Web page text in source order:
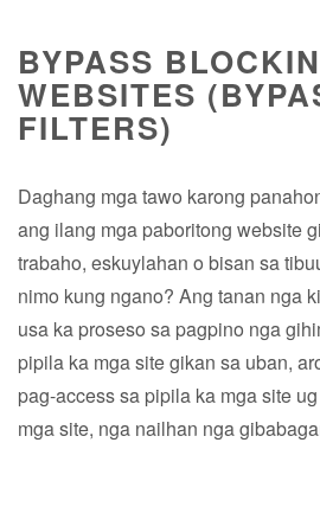
BYPASS
WEBSITES
FILTERS)
Daghang mga tawo karong
ang ilang mga paboritong website
trabaho, eskuylahan o bisan sa
nimo kung ngano? Ang tanan nga
usa ka proseso sa pagpino nga
pipila ka mga site gikan sa uban,
pag-access sa pipila ka mga site
mga site, nga nailhan nga